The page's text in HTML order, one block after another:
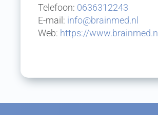
IrisTelefoon: 0636312243
E-mail: info@brainmed.nl
Web: https://www.brainmed.nl